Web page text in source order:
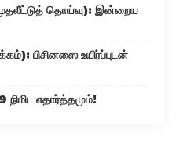
தொய்வு): இன்றைய
பிசினஸை உயிர்ப்புடன்
நிமிட எதார்த்தமும்!